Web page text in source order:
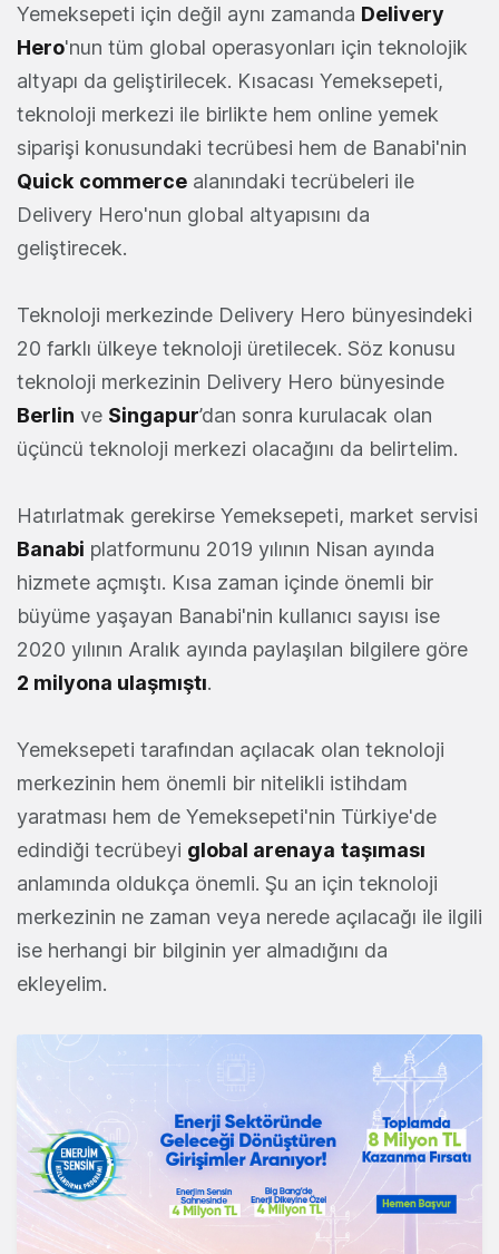
Yemeksepeti için değil aynı zamanda Delivery
Hero'nun tüm global operasyonları için teknolojik
altyapı da geliştirilecek. Kısacası Yemeksepeti,
teknoloji merkezi ile birlikte hem online yemek
siparişi konusundaki tecrübesi hem de Banabi'nin
Quick commerce alanındaki tecrübeleri ile
Delivery Hero'nun global altyapısını da
geliştirecek.
Teknoloji merkezinde Delivery Hero bünyesindeki
20 farklı ülkeye teknoloji üretilecek. Söz konusu
teknoloji merkezinin Delivery Hero bünyesinde
Berlin ve Singapur’dan sonra kurulacak olan
üçüncü teknoloji merkezi olacağını da belirtelim.
Hatırlatmak gerekirse Yemeksepeti, market servisi
Banabi platformunu 2019 yılının Nisan ayında
hizmete açmıştı. Kısa zaman içinde önemli bir
büyüme yaşayan Banabi'nin kullanıcı sayısı ise
2020 yılının Aralık ayında paylaşılan bilgilere göre
2 milyona ulaşmıştı.
Yemeksepeti tarafından açılacak olan teknoloji
merkezinin hem önemli bir nitelikli istihdam
yaratması hem de Yemeksepeti'nin Türkiye'de
edindiği tecrübeyi global arenaya taşıması
anlamında oldukça önemli. Şu an için teknoloji
merkezinin ne zaman veya nerede açılacağı ile ilgili
ise herhangi bir bilginin yer almadığını da
ekleyelim.